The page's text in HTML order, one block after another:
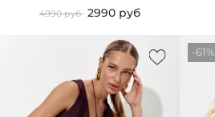
4990 руб 2990 руб
-61%